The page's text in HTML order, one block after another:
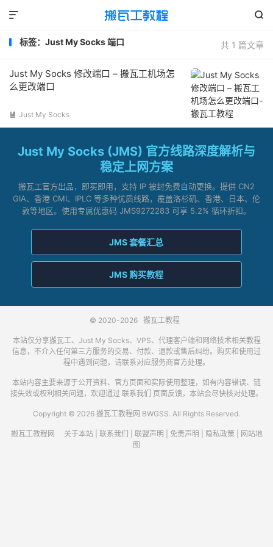


共 1 篇文章
标签：Just My Socks 端口
Just My Socks 修改端口 – 搬瓦工机场怎
么更改端口
 Just My Socks
Just My Socks (JMS) 官方线路深度解析与
稳定上网方案
搬瓦工官方出品，即买即用，支持 IP 被封免费自动更换。提供 CN2
GIA、香港 CMI、IPLC 等多种优质线路，覆盖洛杉矶、香港、日本、伦
敦等地区。使用专属优惠码 JMS9272283 可享 5.2% 循环折扣。
JMS 套餐汇总
JMS 购买教程
© 2020-2026 搬瓦工教程
本站仅分享搬瓦工、Just My Socks、VPS、代理客户端和网络技术相关教程
信息，不介入任何第三方服务的交易、付款、退款或售后纠纷。购买和使用过
程中遇到问题，请联系对应服务商官方处理。
本站内容主要来源于公开资料、官方页面和实际使用整理，如有内容错误、链
接失效或权利相关问题，欢迎通过 联系我们 页面反馈，本站会尽快核对处理。
Copyright © 2026 搬瓦工教程网 BWGSS. All Rights Reserved.
搬瓦工教程网 关于本站| 联系我们 联盟声明 免责声明 隐私政策
网站地
图